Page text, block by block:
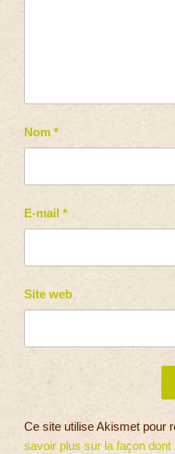
Nom *
E-mail *
Site web
Ce site utilise Akismet pour
savoir plus sur la façon